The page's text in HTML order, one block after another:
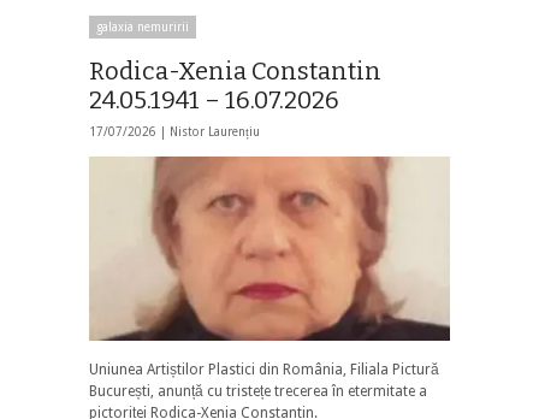
galaxia nemuririi
Rodica-Xenia Constantin
24.05.1941 – 16.07.2026
17/07/2026 | Nistor Laurențiu
Uniunea Artiștilor Plastici din România, Filiala Pictură
București, anunță cu tristețe trecerea în etermitate a
pictoriței Rodica-Xenia Constantin.